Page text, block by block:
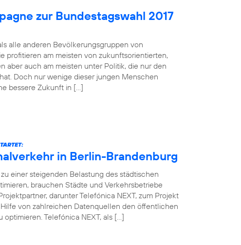
zur Bundestagswahl 2017
alle anderen Bevölkerungsgruppen von
profitieren am meisten von zukunftsorientierten,
aber auch am meisten unter Politik, die nur den
Doch nur wenige dieser jungen Menschen
bessere Zukunft in […]
in Berlin-Brandenburg
einer steigenden Belastung des städtischen
brauchen Städte und Verkehrsbetriebe
darunter Telefónica NEXT, zum Projekt
von zahlreichen Datenquellen den öffentlichen
Telefónica NEXT, als […]